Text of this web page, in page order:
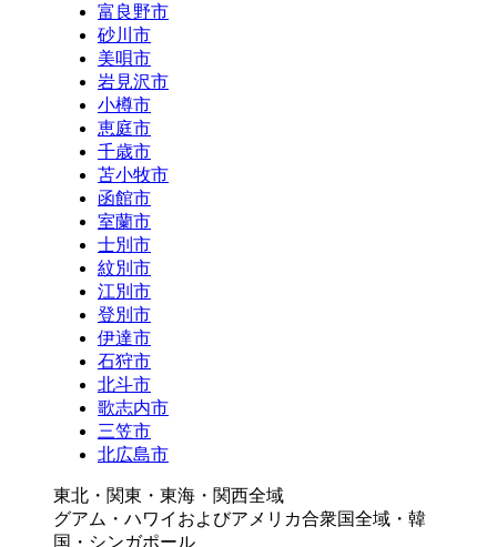
富良野市
砂川市
美唄市
岩見沢市
小樽市
恵庭市
千歳市
苫小牧市
函館市
室蘭市
士別市
紋別市
江別市
登別市
伊達市
石狩市
北斗市
歌志内市
三笠市
北広島市
東北・関東・東海・関西全域
グアム・ハワイおよびアメリカ合衆国全域・韓
国・シンガポール